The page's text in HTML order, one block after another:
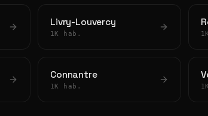
Livry-Louvercy
1K hab.
Connantre
1K hab.